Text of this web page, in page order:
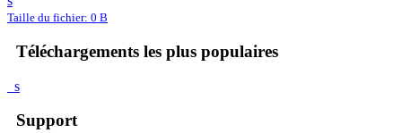
Taille du fichier: 0 B
Téléchargements les plus populaires
s
Support